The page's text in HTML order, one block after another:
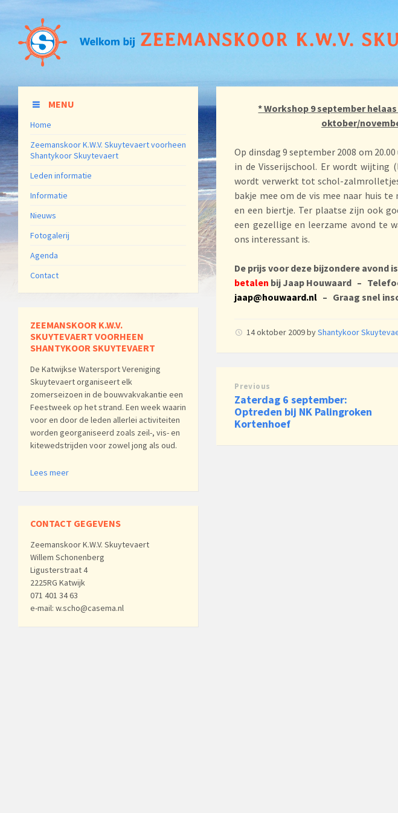
* Workshop 9 september
oktober/
Op dinsdag 9 september 2008 om
in de Visserijschool. Er wordt wijting
wordt verwerkt tot schol-
bakje mee om de vis mee naar huis
en een biertje. Ter plaatse zijn ook
een gezellige en leerzame avond te
ons interessant is.
De prijs voor deze bijzondere avond
betalen bij Jaap Houwaard –
jaap@houwaard.nl – Graag snel
14 oktober 2009byShantykoor
Previous
Zaterdag 6 september:
Optreden bij NK Palingroken
Kortenhoef
MENU
Home
Zeemanskoor K.W.V. Skuytevaert voorheen
Shantykoor Skuytevaert
Leden informatie
Informatie
Nieuws
Fotogalerij
Agenda
Contact
ZEEMANSKOOR K.W.V.
SKUYTEVAERT VOORHEEN
SHANTYKOOR SKUYTEVAERT
De Katwijkse Watersport Vereniging
Skuytevaert organiseert elk
zomerseizoen in de bouwvakvakantie een
Feestweek op het strand. Een week waarin
voor en door de leden allerlei activiteiten
worden georganiseerd zoals zeil-, vis- en
kitewedstrijden voor zowel jong als oud.
Lees meer
CONTACT GEGEVENS
Zeemanskoor K.W.V. Skuytevaert
Willem Schonenberg
Ligusterstraat 4
2225RG Katwijk
071 401 34 63
e-mail: w.scho@casema.nl